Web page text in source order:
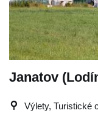
Janatov
Výlety, Turistické